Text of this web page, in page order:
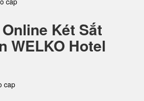
Két Sắt
WELKO Hotel